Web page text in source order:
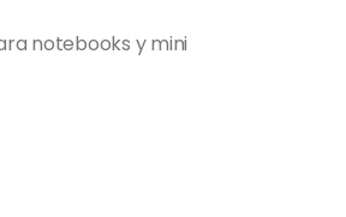
notebooks y mini